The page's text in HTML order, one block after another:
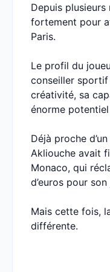
Depuis
fortement pour
Paris.
Le profil du
conseiller sportif
créativité, sa
énorme
Déjà proche
Akliouche avait
Monaco, qui
d’euros pour
Mais cette fois,
différente.